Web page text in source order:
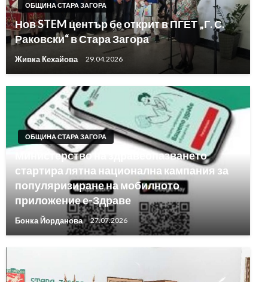
ОБЩИНА СТАРА ЗАГОРА
Нов STEM център бе открит в ПГЕТ „Г. С.
Раковски“ в Стара Загора
Живка Кехайова 29.04.2026
ОБЩИНА СТАРА ЗАГОРА
Министерство на здравеопазването
стартира лятна национална кампания за
популяризиране на мобилното
приложение е-Здраве
Бонка Йорданова 27.07.2026